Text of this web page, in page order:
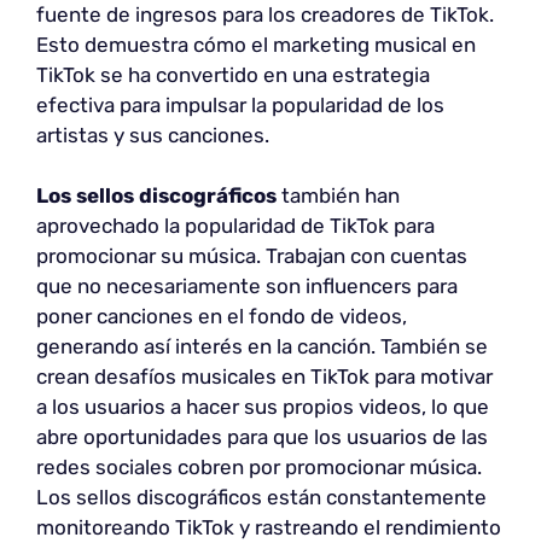
fuente de ingresos para los creadores de TikTok.
Esto demuestra cómo el marketing musical en
TikTok se ha convertido en una estrategia
efectiva para impulsar la popularidad de los
artistas y sus canciones.
Los sellos discográficos también han
aprovechado la popularidad de TikTok para
promocionar su música. Trabajan con cuentas
que no necesariamente son influencers para
poner canciones en el fondo de videos,
generando así interés en la canción. También se
crean desafíos musicales en TikTok para motivar
a los usuarios a hacer sus propios videos, lo que
abre oportunidades para que los usuarios de las
redes sociales cobren por promocionar música.
Los sellos discográficos están constantemente
monitoreando TikTok y rastreando el rendimiento